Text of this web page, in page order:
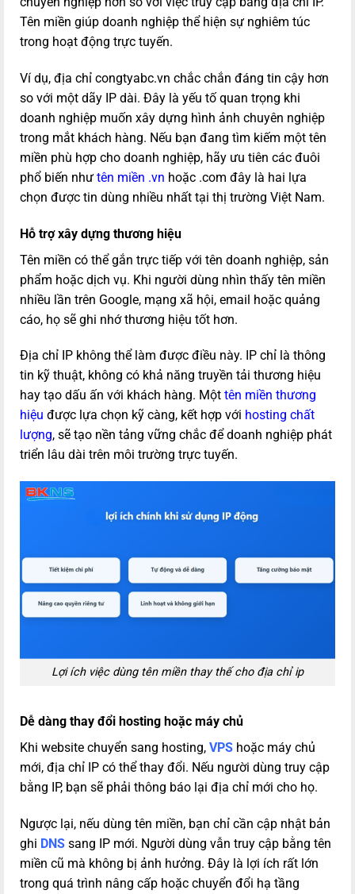
Tên miền giúp doanh nghiệp thể hiện sự nghiêm túc
trong hoạt động trực tuyến.
Ví dụ, địa chỉ congtyabc.vn chắc chắn đáng tin cậy hơn
so với một dãy IP dài. Đây là yếu tố quan trọng khi
doanh nghiệp muốn xây dựng hình ảnh chuyên nghiệp
trong mắt khách hàng. Nếu bạn đang tìm kiếm một tên
miền phù hợp cho doanh nghiệp, hãy ưu tiên các đuôi
phổ biến như tên miền .vn hoặc .com đây là hai lựa
chọn được tin dùng nhiều nhất tại thị trường Việt Nam.
Hỗ trợ xây dựng thương hiệu
Tên miền có thể gắn trực tiếp với tên doanh nghiệp, sản
phẩm hoặc dịch vụ. Khi người dùng nhìn thấy tên miền
nhiều lần trên Google, mạng xã hội, email hoặc quảng
cáo, họ sẽ ghi nhớ thương hiệu tốt hơn.
Địa chỉ IP không thể làm được điều này. IP chỉ là thông
tin kỹ thuật, không có khả năng truyền tải thương hiệu
hay tạo dấu ấn với khách hàng. Một tên miền thương
hiệu được lựa chọn kỹ càng, kết hợp với hosting chất
lượng, sẽ tạo nền tảng vững chắc để doanh nghiệp phát
triển lâu dài trên môi trường trực tuyến.
Lợi ích việc dùng tên miền thay thế cho địa chỉ ip
Dễ dàng thay đổi hosting hoặc máy chủ
Khi website chuyển sang hosting, VPS hoặc máy chủ
mới, địa chỉ IP có thể thay đổi. Nếu người dùng truy cập
bằng IP, bạn sẽ phải thông báo lại địa chỉ mới cho họ.
Ngược lại, nếu dùng tên miền, bạn chỉ cần cập nhật bản
ghi DNS sang IP mới. Người dùng vẫn truy cập bằng tên
miền cũ mà không bị ảnh hưởng. Đây là lợi ích rất lớn
trong quá trình nâng cấp hoặc chuyển đổi hạ tầng